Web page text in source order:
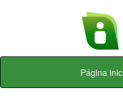
Skip
Página